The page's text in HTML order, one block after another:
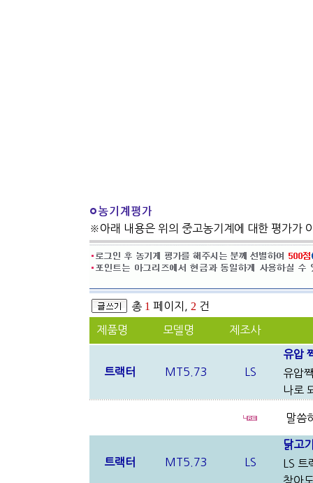
※아래 내용은 위의 중고농기계에 대한 평가가
총 1 페이지, 2 건
제품명 모델명 제조사
트랙터 MT5.73 LS
유압
유압
나로
말씀
트랙터 MT5.73 LS
닭고
LS
찾아